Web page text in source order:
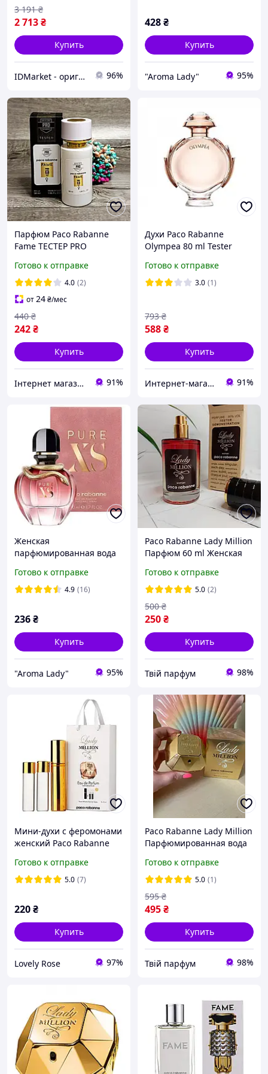
2 713₴
3 191 ₴
Купить
IDMarket - оригинальная прафюмерия 96%
428₴
Купить
"Aroma Lady" 95%
Парфюм Paco Rabanne
Fame ТЕСТЕР PRO
Готово к отправке
4.0 (2)
от24₴/мес
242₴
440 ₴
Купить
Інтернет магазин магазин Top Aroma And Tech 91%
Духи Paco Rabanne
Olympea 80 ml Tester
Готово к отправке
3.0 (1)
588₴
793 ₴
Купить
Интернет-магазин Allegoriya 91%
Женская
парфюмированная вода
Her, (Пако Рабанн Пур ХС
)80 мл
Готово к отправке
4.9 (16)
236₴
Купить
"Aroma Lady" 95%
Paco Rabanne Lady Million
Парфюм 60 ml Женская
Леди Миллион Милион
Аромат Духи
Готово к отправке
5.0 (2)
250₴
500 ₴
Купить
Твій парфум 98%
Мини-духи с ферoмонами
женский Paco Rabanne
Готово к отправке
5.0 (7)
220₴
Купить
Lovely Rose 97%
Paco Rabanne Lady Million
Парфюмированная вода
Миллион Милион Духи
женские аромат
Готово к отправке
5.0 (1)
495₴
595 ₴
Купить
Твій парфум 98%